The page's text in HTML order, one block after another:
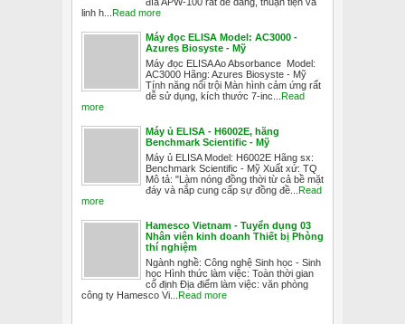
linh h...
Read more
Máy đọc ELISA Model: AC3000 -
Azures Biosyste - Mỹ
Máy đọc ELISA Ao Absorbance Model:
AC3000 Hãng: Azures Biosyste - Mỹ
Tính năng nổi trội Màn hình cảm ứng rất
dễ sử dụng, kích thước 7-inc...
Read
more
Máy ủ ELISA - H6002E, hãng
Benchmark Scientific - Mỹ
Máy ủ ELISA Model: H6002E Hãng sx:
Benchmark Scientific - Mỹ Xuất xứ: TQ
Mô tả: "Làm nóng đồng thời từ cả bề mặt
đáy và nắp cung cấp sự đồng đề...
Read
more
Hamesco Vietnam - Tuyển dụng 03
Nhân viên kinh doanh Thiết bị Phòng
thí nghiệm
Ngành nghề: Công nghệ Sinh học - Sinh
học Hình thức làm việc: Toàn thời gian
cố định Địa điểm làm việc: văn phòng
công ty Hamesco Vi...
Read more